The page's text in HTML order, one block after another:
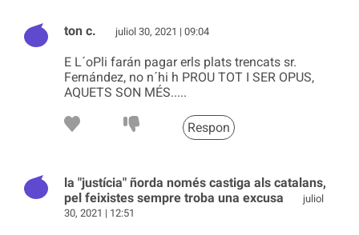
ton c. juliol 30, 2021 | 09:04
E L´oPli farán pagar erls plats trencats sr.
Fernández, no n´hi h PROU TOT I SER OPUS,
AQUETS SON MÉS.....
Respon
la "justícia" ñorda només castiga als catalans,
pel feixistes sempre troba una excusa
juliol
30, 2021 | 12:51